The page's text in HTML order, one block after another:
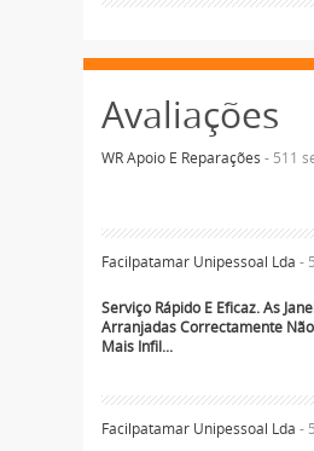
Avaliações
WR Apoio E Reparações - 511
Facilpatamar Unipessoal Lda -
Serviço Rápido E Eficaz. As
Arranjadas Correctamente
Mais Infil...
Facilpatamar Unipessoal Lda -